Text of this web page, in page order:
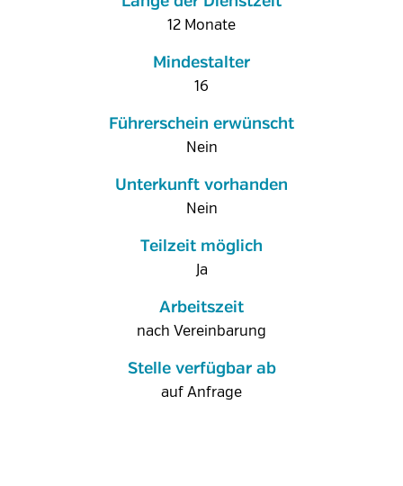
12 Monate
Mindestalter
16
Führerschein erwünscht
Nein
Unterkunft vorhanden
Nein
Teilzeit möglich
Ja
Arbeitszeit
nach Vereinbarung
Stelle verfügbar ab
auf Anfrage